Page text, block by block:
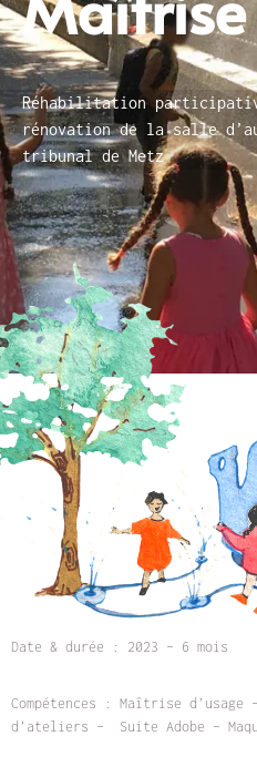
Réhabilitation
rénovation de la salle
tribunal de Metz
Date & durée : 2023 – 6 mois
Compétences : Maîtrise d’usage
d’ateliers – Suite Adobe –